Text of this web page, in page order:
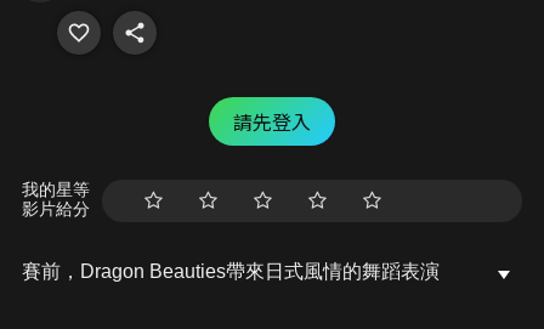
請先登入
我的星等
影片給分
賽前，Dragon Beauties帶來日式風情的舞蹈表演